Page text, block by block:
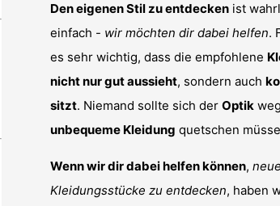
Den eigenen Stil zu entdecken ist
einfach - wir möchten dir dabei helfen.
es sehr wichtig, dass die empfohlene
nicht nur gut aussieht, sondern auch
sitzt. Niemand sollte sich der Optik
unbequeme Kleidung quetschen
Wenn wir dir dabei helfen können, neue
Kleidungsstücke zu entdecken, haben